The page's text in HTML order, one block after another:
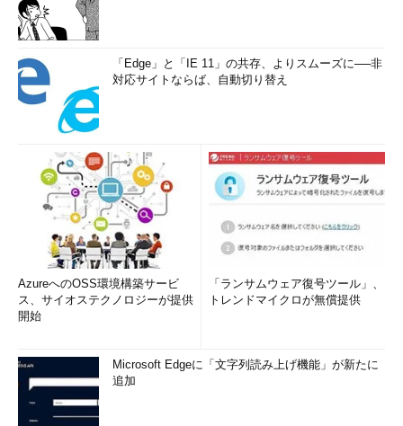
「Edge」と「IE 11」の共存、よりスムーズに──非
対応サイトならば、自動切り替え
AzureへのOSS環境構築サービ
ス、サイオステクノロジーが提供
開始
「ランサムウェア復号ツール」、
トレンドマイクロが無償提供
Microsoft Edgeに「文字列読み上げ機能」が新たに
追加